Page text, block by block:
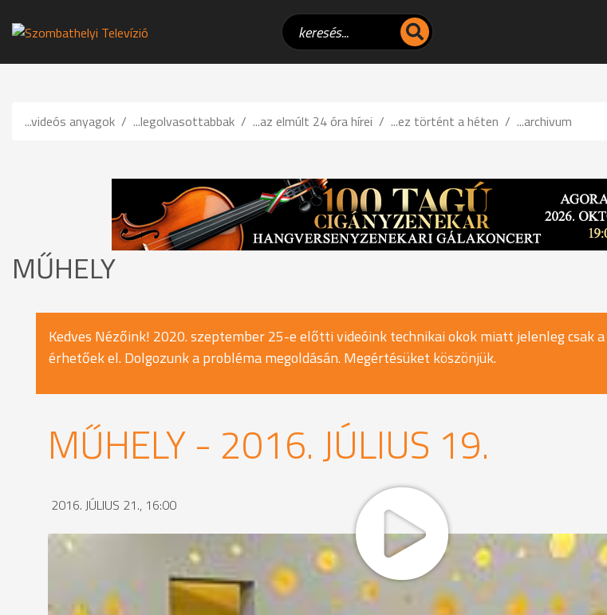
...videós anyagok ...legolvasottabbak ...az elmúlt 24 óra hírei ...ez történt a héten ...archivum
MŰHELY
Kedves Nézőink! 2020. szeptember 25-e előtti videóink technikai okok miatt jelenleg csak a
érhetőek el. Dolgozunk a probléma megoldásán. Megértésüket köszönjük.
MŰHELY - 2016. JÚLIUS 19.
2016. JÚLIUS 21., 16:00